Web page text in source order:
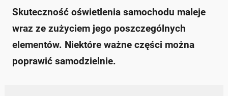
Skuteczność oświetlenia samochodu maleje
wraz ze zużyciem jego poszczególnych
elementów. Niektóre ważne części można
poprawić samodzielnie.